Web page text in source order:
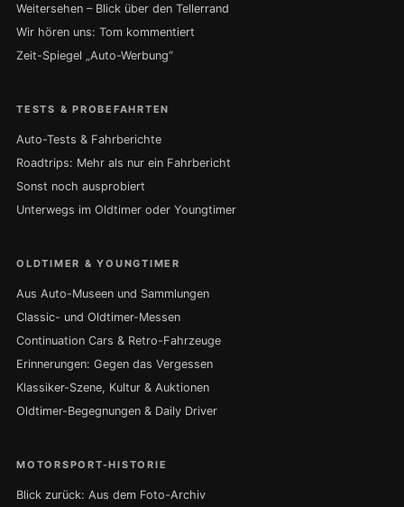
Weitersehen – Blick über den Tellerrand
Wir hören uns: Tom kommentiert
Zeit-Spiegel „Auto-Werbung“
TESTS & PROBEFAHRTEN
Auto-Tests & Fahrberichte
Roadtrips: Mehr als nur ein Fahrbericht
Sonst noch ausprobiert
Unterwegs im Oldtimer oder Youngtimer
OLDTIMER & YOUNGTIMER
Aus Auto-Museen und Sammlungen
Classic- und Oldtimer-Messen
Continuation Cars & Retro-Fahrzeuge
Erinnerungen: Gegen das Vergessen
Klassiker-Szene, Kultur & Auktionen
Oldtimer-Begegnungen & Daily Driver
MOTORSPORT-HISTORIE
Blick zurück: Aus dem Foto-Archiv